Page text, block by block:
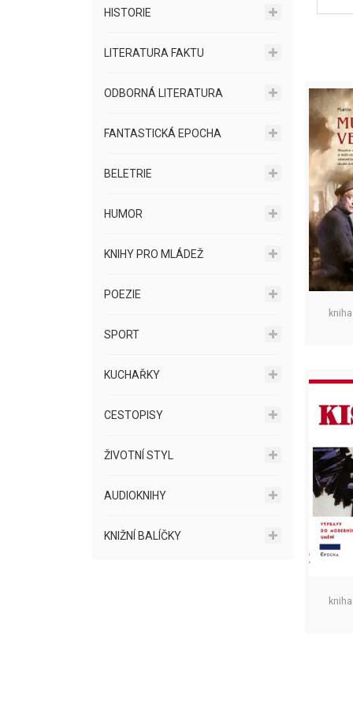
HISTORIE
LITERATURA FAKTU
ODBORNÁ LITERATURA
FANTASTICKÁ EPOCHA
BELETRIE
HUMOR
KNIHY PRO MLÁDEŽ
POEZIE
SPORT
KUCHAŘKY
CESTOPISY
ŽIVOTNÍ STYL
AUDIOKNIHY
KNIŽNÍ BALÍČKY
kniha
kniha